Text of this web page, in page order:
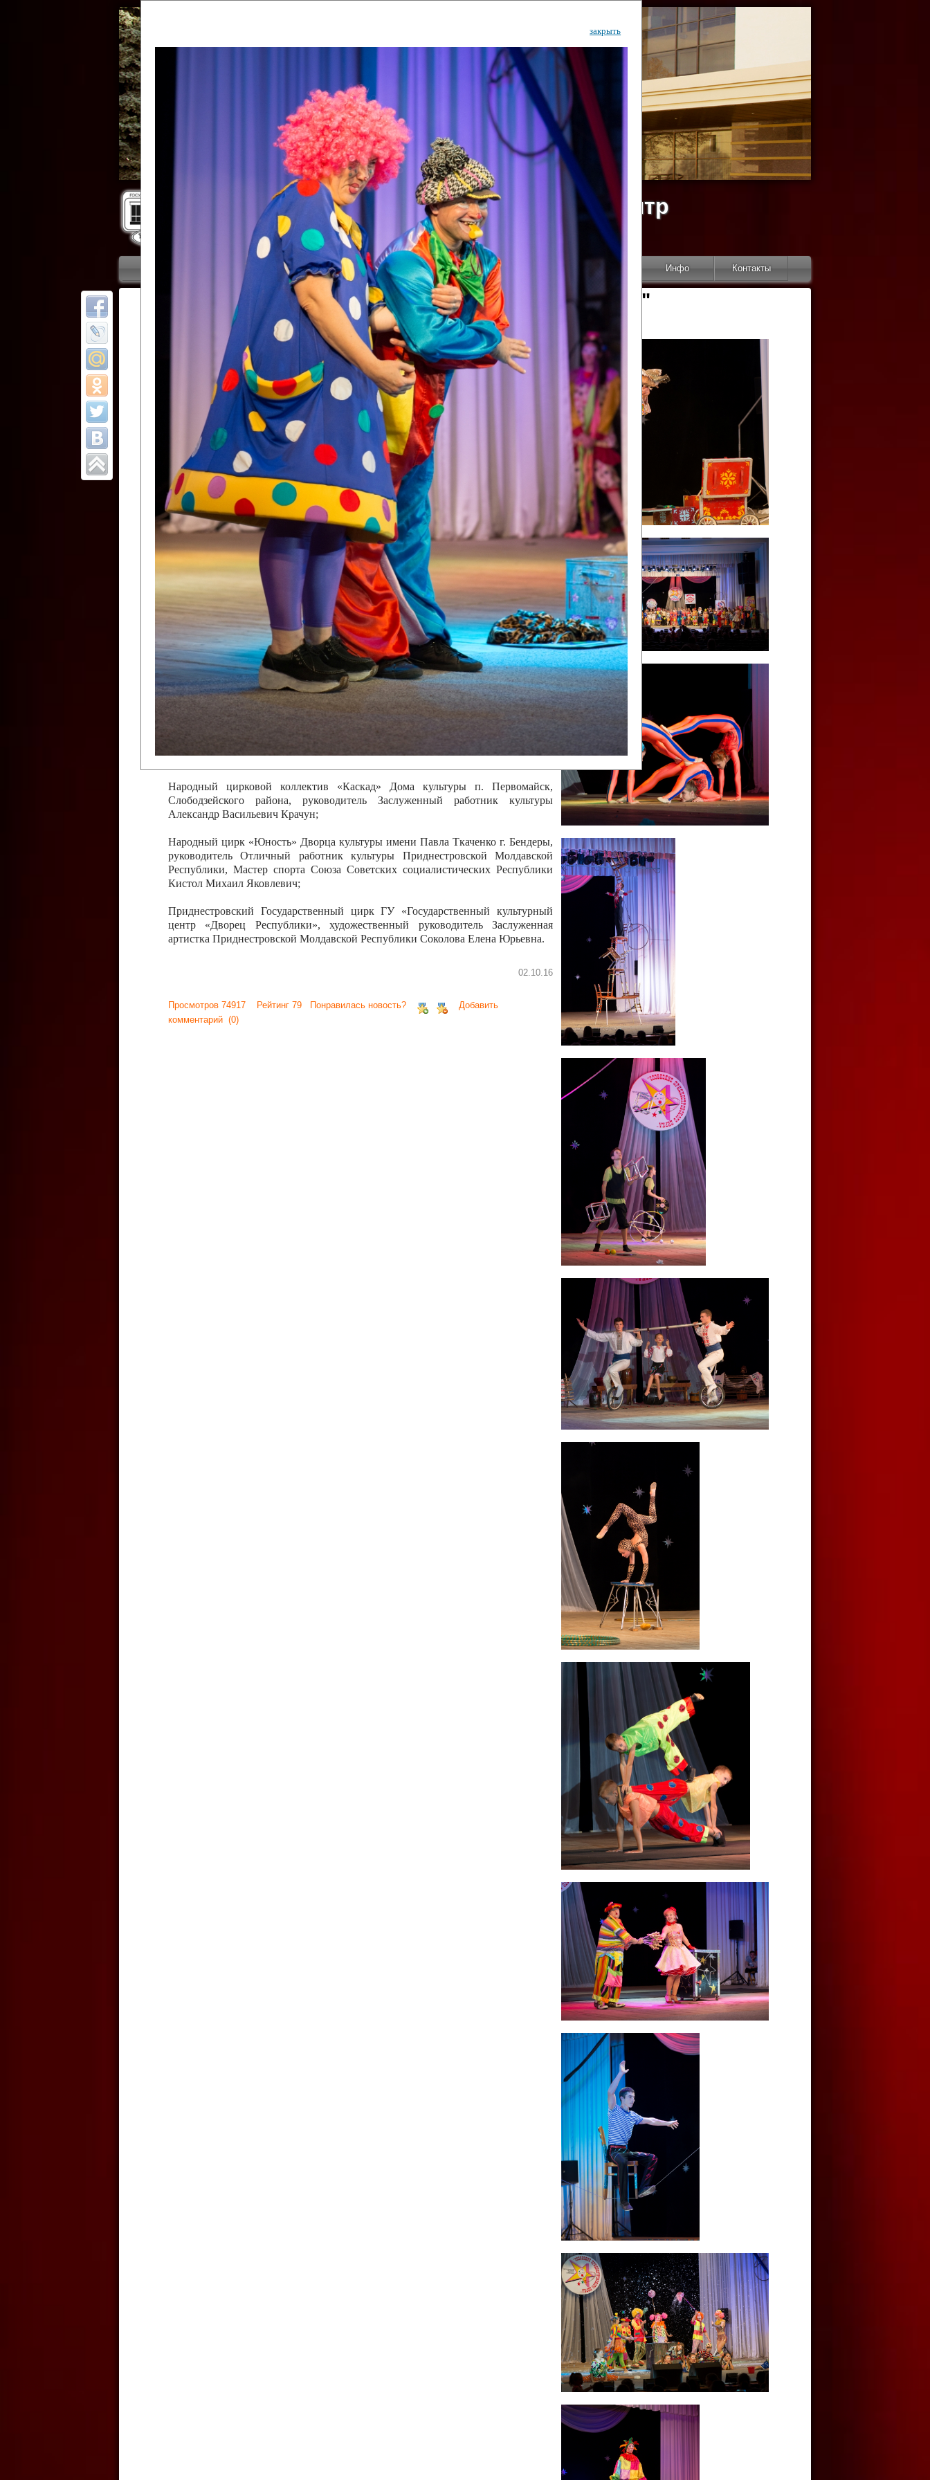
Государственный культурный центр
Дворец Республики
Приветствие Коллективы Новости Афиша Арт-прожектор Инфо Контакты
ОТЧЕТЫ ГКЦ "ДВОРЕЦ РЕСПУБЛИКИ"
закрыть
Финал Республиканского фестиваля
цирковых коллективов "Созвездие
Приднестровского цирка"
Участники фестиваля:
Образцовый эстрадно-цирковой коллектив «Ровесник» Дом культуры с.
Протягайловка, г. Бендеры , руководитель Рогожинер Светлана Георгиевна
Народный цирковой клоунский коллектив «Шари-вари» МУ «Культурно-
досуговый центр «Шелковик» г.Бендеры, руководители Отличные работники
культуры Приднестровской Молдавской Республики Алёна Александровна и
Олег Степанович Райлян;
Народный цирковой коллектив «Энтузиасты» Дома культуры с. Делакеу,
Григориопольского района, руководитель Отличный работник культуры
Приднестровской Молдавской Республики Пётр Петрович Дижмару;
Народный цирковой коллектив «Сперанца» Дома культуры посёлка Красное,
Слободзейского района, руководитель Отличный работник культуры
Приднестровской Молдавской Республики Анжела Владимировна
Казавчинская;
Образцовый эстрадно-цирковой коллектив «Алегро» Дома детско –юношеского
творчества с. Чобручи, Слободзейского района, руководитель Хачатурян Юрий
Владимирович;
Образцовый цирковой коллектив «Радуга» Городской дворец культуры г.
Тирасполь, руководитель Отличный работник культуры Приднестровской
Молдавской Республики Николай Юрьевич Елистратов;
Народный цирковой коллектив «Каскад» Дома культуры п. Первомайск,
Слободзейского района, руководитель Заслуженный работник культуры
Александр Васильевич Крачун;
Народный цирк «Юность» Дворца культуры имени Павла Ткаченко г. Бендеры,
руководитель Отличный работник культуры Приднестровской Молдавской
Республики, Мастер спорта Союза Советских социалистических Республики
Кистол Михаил Яковлевич;
Приднестровский Государственный цирк ГУ «Государственный культурный
центр «Дворец Республики», художественный руководитель Заслуженная
артистка Приднестровской Молдавской Республики Соколова Елена Юрьевна.
02.10.16
Просмотров 74917 Рейтинг 79 Понравилась новость?
Добавить
комментарий (0)